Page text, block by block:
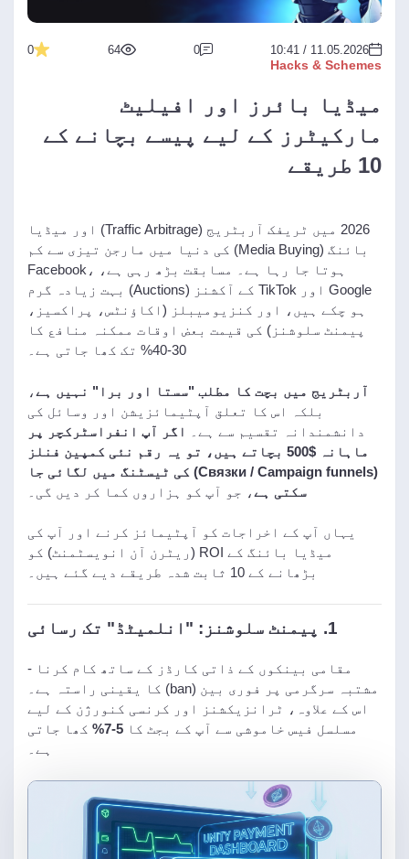
Hacks & Schemes
11.05.2026 / 10:41
0
64
0
میڈیا بائرز اور افیلیٹ
مارکیٹرز کے لیے پیسے بچانے کے
10 طریقے
2026 میں ٹریفک آربٹریج (Traffic Arbitrage) اور میڈیا
بائنگ (Media Buying) کی دنیا میں مارجن تیزی سے کم
ہوتا جا رہا ہے۔ مسابقت بڑھ رہی ہے، Facebook،
Google اور TikTok کے آکشنز (Auctions) بہت زیادہ گرم
ہو چکے ہیں، اور کنزیومیبلز (اکاؤنٹس، پراکسیز،
پیمنٹ سلوشنز) کی قیمت بعض اوقات ممکنہ منافع کا
30-40% تک کھا جاتی ہے۔
آربٹریج میں بچت کا مطلب "سستا اور برا" نہیں ہے ،
بلکہ اس کا تعلق آپٹیمائزیشن اور وسائل کی
دانشمندانہ تقسیم سے ہے۔
اگر آپ انفراسٹرکچر پر
ماہانہ $500 بچاتے ہیں، تو یہ رقم نئی کمپین فنلز
(Связки / Campaign funnels) کی ٹیسٹنگ میں لگائی جا
سکتی ہے ، جو آپ کو ہزاروں کما کر دیں گی۔
یہاں آپ کے اخراجات کو آپٹیمائز کرنے اور آپ کی
میڈیا بائنگ کے ROI (ریٹرن آن انویسٹمنٹ) کو
بڑھانے کے 10 ثابت شدہ طریقے دیے گئے ہیں۔
1. پیمنٹ سلوشنز: "انلمیٹڈ" تک رسائی
مقامی بینکوں کے ذاتی کارڈز کے ساتھ کام کرنا -
مشتبہ سرگرمی پر فوری بین (ban) کا یقینی راستہ ہے۔
اس کے علاوہ، ٹرانزیکشنز اور کرنسی کنورژن کے لیے
مسلسل فیس خاموشی سے آپ کے بجٹ کا 5-7%
کھا جاتی
ہے۔